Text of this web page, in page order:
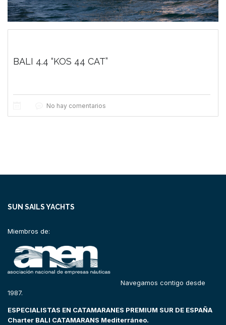
BALI 4.4 “KOS 44 CAT”
No hay comentarios
SUN SAILS YACHTS
Miembros de:
Navegamos contigo desde
1987.
ESPECIALISTAS EN CATAMARANES PREMIUM SUR DE ESPAÑA
Charter BALI CATAMARANS Mediterráneo.